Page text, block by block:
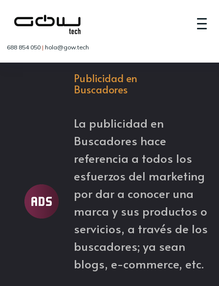
688 854 050 | hola@gow.tech
Publicidad en
Buscadores
La publicidad en
Buscadores hace
referencia a todos los
esfuerzos del marketing
por dar a conocer una
marca y sus productos o
servicios, a través de los
buscadores; ya sean
blogs, e-commerce, etc.